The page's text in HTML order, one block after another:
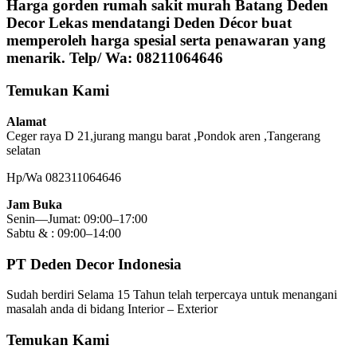
Harga gorden rumah sakit murah Batang Deden
Decor Lekas mendatangi Deden Décor buat
memperoleh harga spesial serta penawaran yang
menarik. Telp/ Wa: 08211064646
Temukan Kami
Alamat
Ceger raya D 21,jurang mangu barat ,Pondok aren ,Tangerang
selatan
Hp/Wa 082311064646
Jam Buka
Senin—Jumat: 09:00–17:00
Sabtu & : 09:00–14:00
PT Deden Decor Indonesia
Sudah berdiri Selama 15 Tahun telah terpercaya untuk menangani
masalah anda di bidang Interior – Exterior
Temukan Kami